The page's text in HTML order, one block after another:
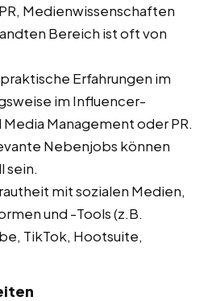
Medienwissenschaften
Bereich ist oft von
Erfahrungen im
im Influencer-
Management oder PR.
Nebenjobs können
sein.
mit sozialen Medien,
und -Tools (z.B.
TikTok, Hootsuite,